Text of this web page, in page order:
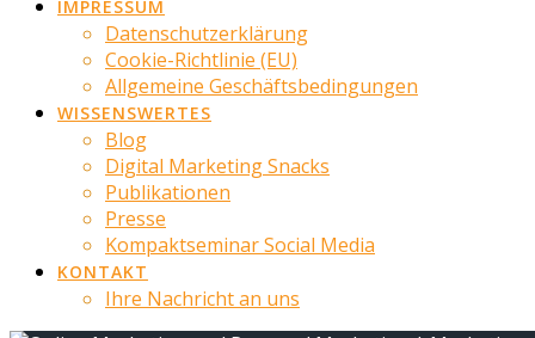
IMPRESSUM
Datenschutzerklärung
Cookie-Richtlinie (EU)
Allgemeine Geschäftsbedingungen
WISSENSWERTES
Blog
Digital Marketing Snacks
Publikationen
Presse
Kompaktseminar Social Media
KONTAKT
Ihre Nachricht an uns